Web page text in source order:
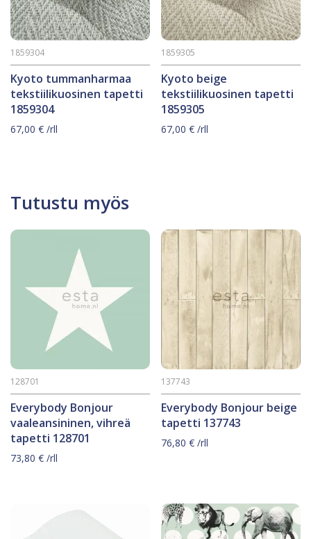
Kyoto tummanharmaa
tekstiilikuosinen tapetti
1859304
1859304
67,00 € /rll
Kyoto beige
tekstiilikuosinen tapetti
1859305
1859305
67,00€ /rll
Tutustu myös
Everybody Bonjour
vaaleansininen, vihreä
tapetti 128701
128701
73,80 € /rll
Everybody Bonjour beige
tapetti 137743
137743
76,80€ /rll